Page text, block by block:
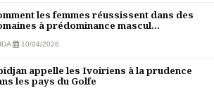
les femmes réussissent dans des
à prédominance mascul...
10/04/2026
appelle les Ivoiriens à la prudence
les pays du Golfe